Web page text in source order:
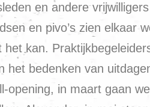
en andere
en pivo’s zien elkaar
kan.
het bedenken van
opening, in maart gaan